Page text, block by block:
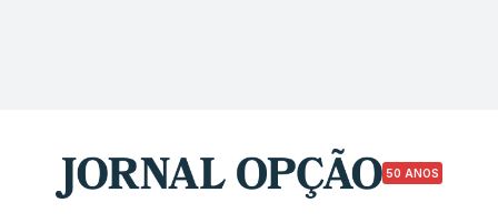
50 ANOS